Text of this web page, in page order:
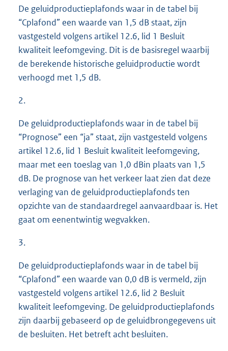
De geluidproductieplafonds waar in de tabel bij
“Cplafond” een waarde van 1,5 dB staat, zijn
vastgesteld volgens artikel 12.6, lid 1 Besluit
kwaliteit leefomgeving. Dit is de basisregel waarbij
de berekende historische geluidproductie wordt
verhoogd met 1,5 dB.
2.
De geluidproductieplafonds waar in de tabel bij
“Prognose” een “ja” staat, zijn vastgesteld volgens
artikel 12.6, lid 1 Besluit kwaliteit leefomgeving,
maar met een toeslag van 1,0 dBin plaats van 1,5
dB. De prognose van het verkeer laat zien dat deze
verlaging van de geluidproductieplafonds ten
opzichte van de standaardregel aanvaardbaar is. Het
gaat om eenentwintig wegvakken.
3.
De geluidproductieplafonds waar in de tabel bij
“Cplafond” een waarde van 0,0 dB is vermeld, zijn
vastgesteld volgens artikel 12.6, lid 2 Besluit
kwaliteit leefomgeving. De geluidproductieplafonds
zijn daarbij gebaseerd op de geluidbrongegevens uit
de besluiten. Het betreft acht besluiten.